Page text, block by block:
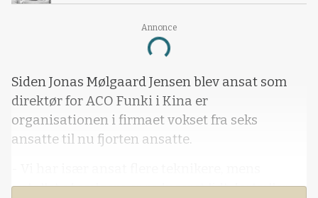
Annonce
Loading...
Siden Jonas Mølgaard Jensen blev ansat som
direktør for ACO Funki i Kina er
organisationen i firmaet vokset fra seks
ansatte til nu fjorten ansatte.
antallet af sælgere er reduceret lidt, fortæller